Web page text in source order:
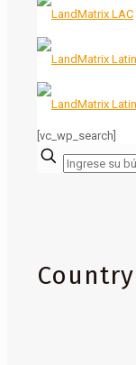
[vc_wp_search]